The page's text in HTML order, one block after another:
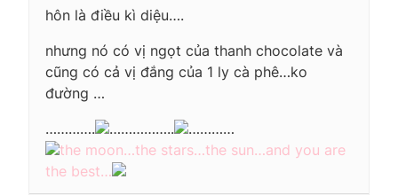
hôn là điều kì diệu….
nhưng nó có vị ngọt của thanh chocolate và
cũng có cả vị đắng của 1 ly cà phê…ko
đường …
………….
……………..
…………
the moon…the stars…the sun…and you are
the best…